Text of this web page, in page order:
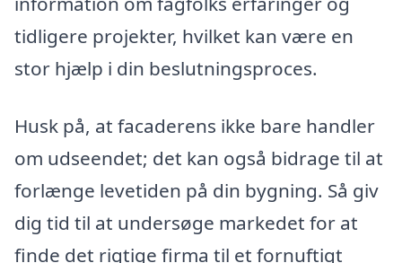
tidligere projekter, hvilket kan være en
stor hjælp i din beslutningsproces.
Husk på, at facaderens ikke bare handler
om udseendet; det kan også bidrage til at
forlænge levetiden på din bygning. Så giv
dig tid til at undersøge markedet for at
finde det rigtige firma til et fornuftigt